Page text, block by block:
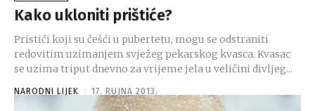
Kako ukloniti prištiće?
Pristići koji su češći u pubertetu, mogu se odstraniti
redovitim uzimanjem svježeg pekarskog kvasca. Kvasac
se uzima triput dnevno za vrijeme jela u veličini divljeg...
NARODNI LIJEK - 17. RUJNA 2013.